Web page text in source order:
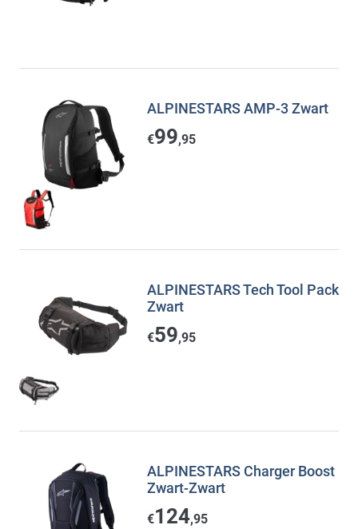
ALPINESTARS AMP-3 Zwart
€99,95
ALPINESTARS Tech Tool Pack
Zwart
€59,95
ALPINESTARS Charger Boost
Zwart-Zwart
€124,95